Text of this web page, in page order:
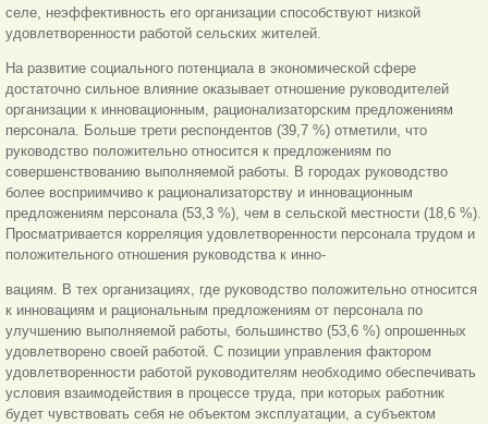
селе, неэффективность его организации способствуют низкой
удовлетворенности работой сельских жителей.
На развитие социального потенциала в экономической сфере
достаточно сильное влияние оказывает отношение руководителей
организации к инновационным, рационализаторским предложениям
персонала. Больше трети респондентов (39,7 %) отметили, что
руководство положительно относится к предложениям по
совершенствованию выполняемой работы. В городах руководство
более восприимчиво к рационализаторству и инновационным
предложениям персонала (53,3 %), чем в сельской местности (18,6 %).
Просматривается корреляция удовлетворенности персонала трудом и
положительного отношения руководства к инно-
вациям. В тех организациях, где руководство положительно относится
к инновациям и рациональным предложениям от персонала по
улучшению выполняемой работы, большинство (53,6 %) опрошенных
удовлетворено своей работой. С позиции управления фактором
удовлетворенности работой руководителям необходимо обеспечивать
условия взаимодействия в процессе труда, при которых работник
будет чувствовать себя не объектом эксплуатации, а субъектом